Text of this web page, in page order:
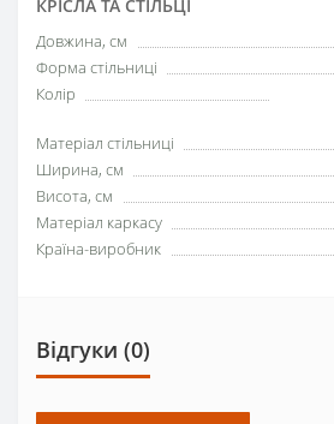
КРІСЛА ТА СТІЛЬЦІ
Довжина, см
Форма стільниці
Колір
Матеріал стільниці
Ширина, см
Висота, см
Матеріал каркасу
Країна-виробник
Відгуки (0)